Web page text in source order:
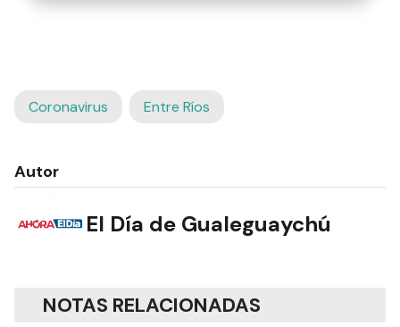
Coronavirus Entre Ríos
Autor
El Día de Gualeguaychú
NOTAS RELACIONADAS